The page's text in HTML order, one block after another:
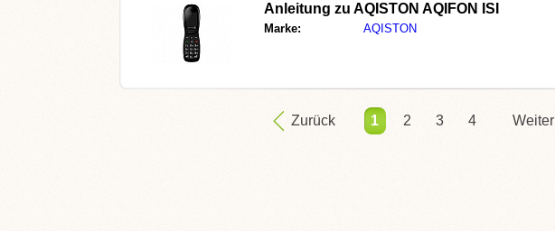
Anleitung zu AQISTON AQIFON ISI
Marke: AQISTON
Zurück 1 2 3 4 Weiter